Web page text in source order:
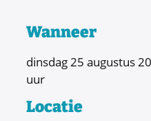
Wanneer
dinsdag25 augustus
uur
Locatie